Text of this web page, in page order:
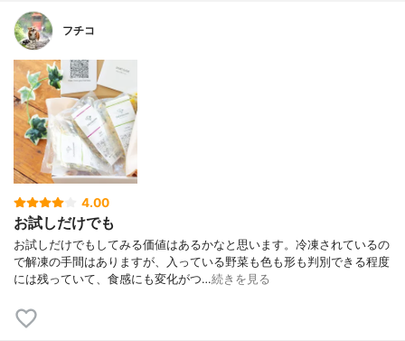
フチコ
4.00
お試しだけでも
お試しだけでもしてみる価値はあるかなと思います。冷凍されているの
で解凍の手間はありますが、入っている野菜も色も形も判別できる程度
には残っていて、食感にも変化がつ…続きを見る